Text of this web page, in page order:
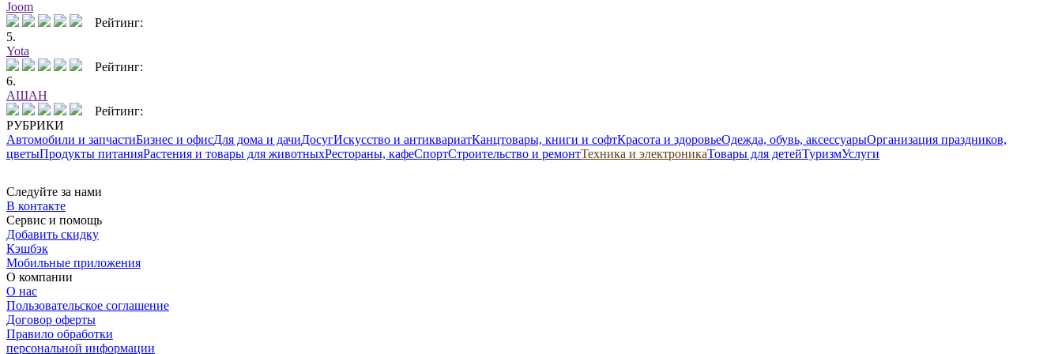
Joom
Рейтинг:
5.
Yota
Рейтинг:
6.
АШАН
Рейтинг:
РУБРИКИ
Автомобили и запчастиБизнес и офисДля дома и дачиДосугИскусство и антиквариатКанцтовары, книги и софтКрасота и здоровьеОдежда, обувь, аксессуарыОрганизация праздников,
цветыПродукты питанияРастения и товары для животныхРестораны, кафеСпортСтроительство и ремонтТехника и электроникаТовары для детейТуризмУслуги
Следуйте за нами
В контакте
Сервис и помощь
Добавить скидку
Кэшбэк
Мобильные приложения
О компании
О нас
Пользовательское соглашение
Договор оферты
Правило обработки
персональной информации